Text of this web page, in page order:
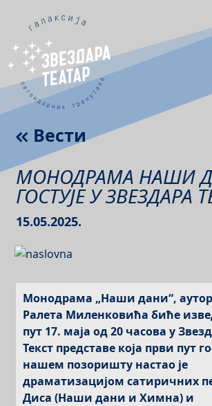
Вести
МОНОДРАМА НАШИ
ГОСТУЈЕ У ЗВЕЗДАРА
15.05.2025.
Монодрама „Наши дани“,
Ралета Миленковића биће
пут 17. маја од 20 часова у
Текст представе која први пут
нашем позоришту настао је
драматизацијом сатиричних
Диса (Наши дани и Химна) и